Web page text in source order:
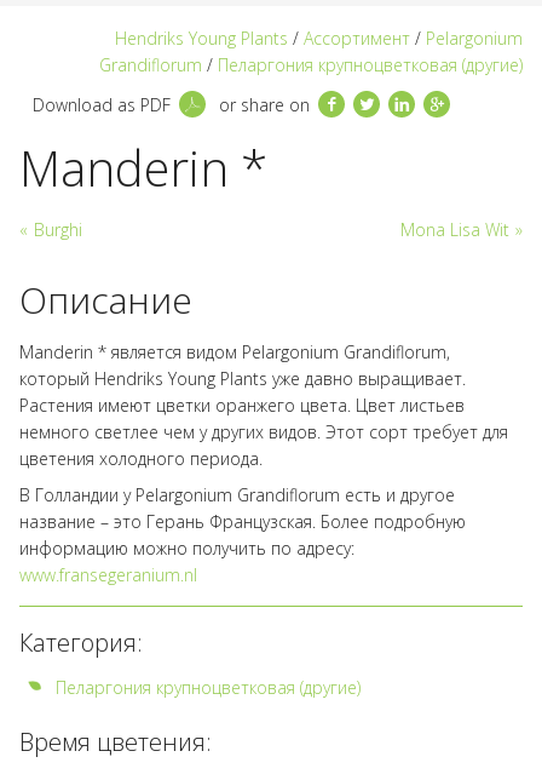
Hendriks Young Plants / Ассортимент / Pelargonium
Grandiflorum / Пеларгония крупноцветковая (другие)
Download as PDF
or share on Facebook
TwitterLinkedInGoogle+
Manderin *
« Burghi Mona Lisa Wit »
Описание
Manderin * является видом Pelargonium Grandiflorum,
который Hendriks Young Plants уже давно выращивает.
Растения имеют цветки оранжего цвета. Цвет листьев
немного светлее чем у других видов. Этот сорт требует для
цветения холодного периода.
В Голландии у Pelargonium Grandiflorum есть и другое
название – это Герань Французcкая. Более подробную
информацию можно получить по адресу:
www.fransegeranium.nl
Категория:
Пеларгония крупноцветковая (другие)
Время цветения: